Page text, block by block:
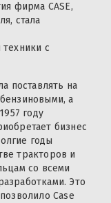
фирма CASE,
стала
с
поставлять на
а
году
бизнес
годы
тракторов и
со всеми
Это
Case